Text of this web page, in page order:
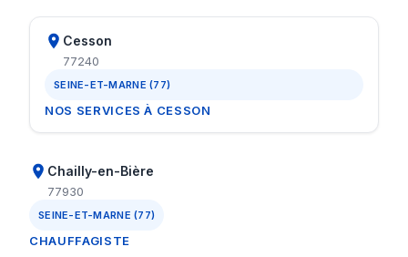
Cesson
77240
SEINE-ET-MARNE (77)
NOS SERVICES À CESSON
Chailly-en-Bière
77930
SEINE-ET-MARNE (77)
CHAUFFAGISTE